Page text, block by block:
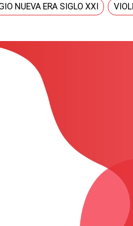
NUEVA ERA SIGLO XXI